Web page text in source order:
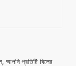
আপনি প্রতিটি বিলের